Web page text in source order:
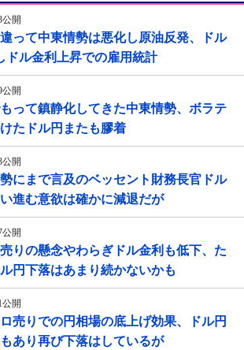
公開
って中東情勢は悪化し原油反発、ドル
ドル金利上昇での雇用統計
公開
って鎮静化してきた中東情勢、ボラテ
たドル円またも膠着
公開
にまで言及のベッセント財務長官ドル
進む意欲は確かに減退だが
公開
りの懸念やわらぎドル金利も低下、た
円下落はあまり続かないかも
公開
売りでの円相場の底上げ効果、ドル円
あり再び下落はしているが